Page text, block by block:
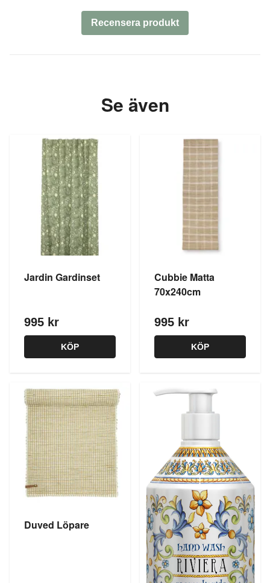
Recensera produkt
Se även
Jardin Gardinset
995 kr
KÖP
Cubbie Matta
70x240cm
995 kr
KÖP
Duved Löpare